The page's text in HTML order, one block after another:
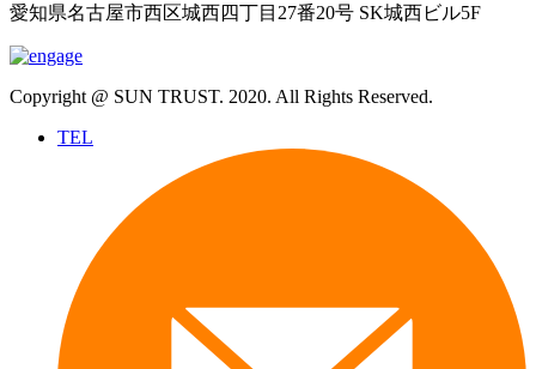
愛知県名古屋市西区城西四丁目27番20号 SK城西ビル5F
Copyright @ SUN TRUST. 2020. All Rights Reserved.
TEL